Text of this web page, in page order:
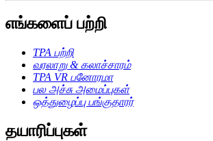
எங்களைப் பற்றி
TPA பற்றி
வரலாறு & கலாச்சாரம்
TPA VR பனோரமா
பல அச்சு அமைப்புகள்
ஒத்துழைப்பு பங்குதாரர்
தயாரிப்புகள்